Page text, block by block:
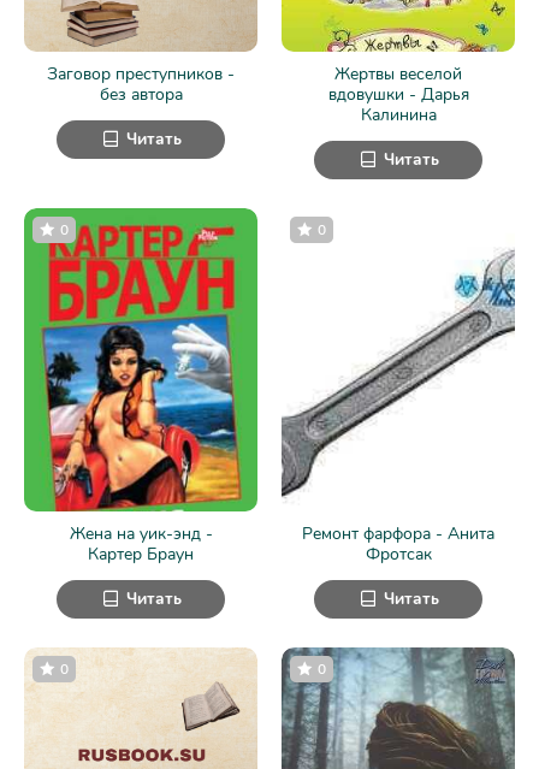
Заговор преступников -
без автора
Читать
Жертвы веселой
вдовушки - Дарья
Калинина
Читать
Жена на уик-энд -
Картер Браун
0
Читать
Ремонт фарфора - Анита
Фротсак
0
Читать
0 0